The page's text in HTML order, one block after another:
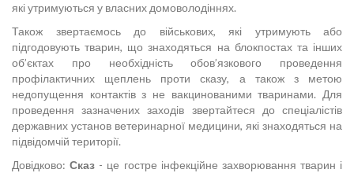
які утримуються у власних домоволодіннях.
Також звертаємось до військових, які утримують або
підгодовують тварин, що знаходяться на блокпостах та інших
об’єктах про необхідність обов’язкового проведення
профілактичних щеплень проти сказу, а також з метою
недопущення контактів з не вакцинованими тваринами. Для
проведення зазначених заходів звертайтеся до спеціалістів
державних установ ветеринарної медицини, які знаходяться на
підвідомчій території.
Довідково:Сказ - це гостре інфекційне захворювання тварин і